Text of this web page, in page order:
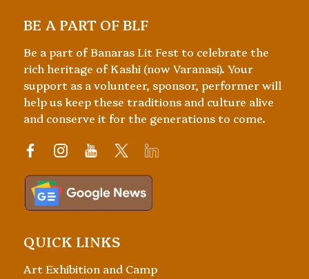
BE A PART OF BLF
Be a part of Banaras Lit Fest to celebrate the
rich heritage of Kashi (now Varanasi). Your
support as a volunteer, sponsor, performer will
help us keep these traditions and culture alive
and conserve it for the generations to come.
QUICK LINKS
Art Exhibition and Camp